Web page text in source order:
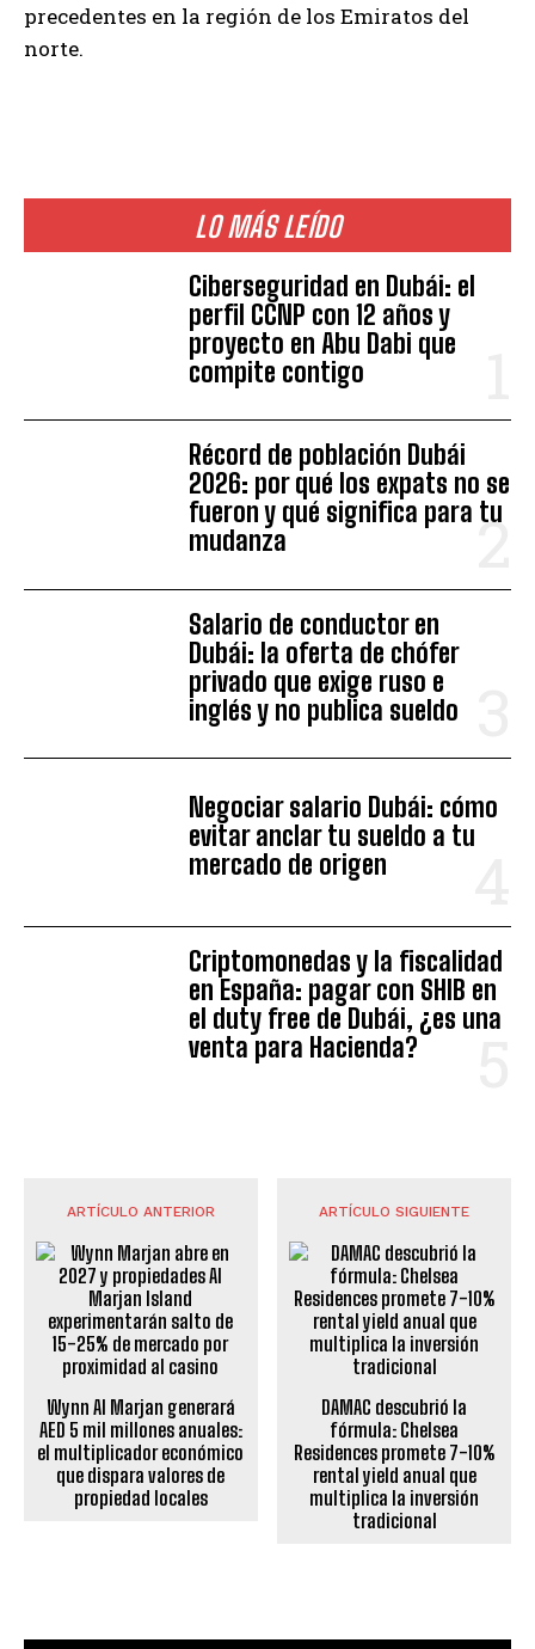
LO MÁS LEÍDO
Ciberseguridad en Dubái: el
perfil CCNP con 12 años y
proyecto en Abu Dabi que
compite contigo
Récord de población Dubái
2026: por qué los expats no se
fueron y qué significa para tu
mudanza
Salario de conductor en
Dubái: la oferta de chófer
privado que exige ruso e
inglés y no publica sueldo
Negociar salario Dubái: cómo
evitar anclar tu sueldo a tu
mercado de origen
Criptomonedas y la fiscalidad
en España: pagar con SHIB en
el duty free de Dubái, ¿es una
venta para Hacienda?
precedentes en la región de los Emiratos del
norte.
ARTÍCULO ANTERIOR
Wynn Al Marjan generará
AED 5 mil millones anuales:
el multiplicador económico
que dispara valores de
propiedad locales
ARTÍCULO SIGUIENTE
DAMAC descubrió la
fórmula: Chelsea
Residences promete 7-10%
rental yield anual que
multiplica la inversión
tradicional